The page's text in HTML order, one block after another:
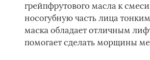
грейпфрутового масла к
носогубную часть лица
маска обладает отличным
помогает сделать морщины